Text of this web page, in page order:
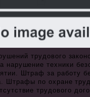
трудового
нарушение техники
Штраф за работу
Штрафы по охране
трудового